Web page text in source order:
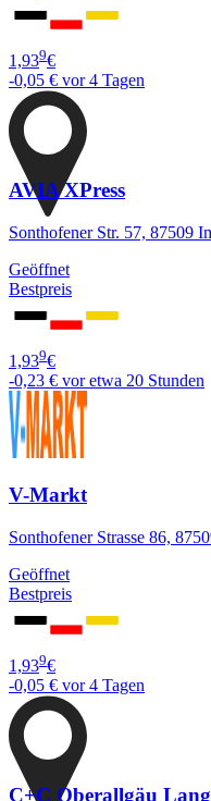
1,939€
-0,05 € vor 4 Tagen
AVIA XPress
Sonthofener Str. 57, 87509
Geöffnet
Bestpreis
1,939€
-0,23 € vor etwa 20 Stunden
V-Markt
Sonthofener Strasse 86,
Geöffnet
Bestpreis
1,939€
-0,05 € vor 4 Tagen
C+C Oberallgäu